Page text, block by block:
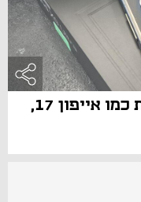
אופו 9X אולטרה מנסה להיות כמו אייפון 17,